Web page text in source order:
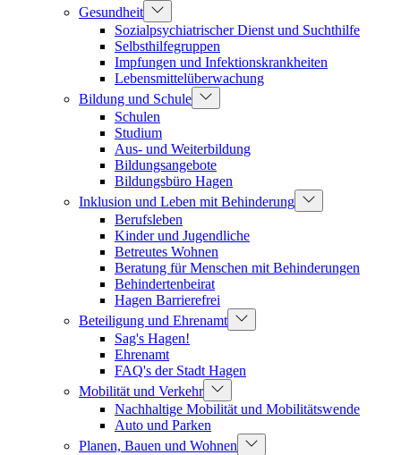
Gesundheit
Sozialpsychiatrischer Dienst und Suchthilfe
Selbsthilfegruppen
Impfungen und Infektionskrankheiten
Lebensmittelüberwachung
Bildung und Schule
Schulen
Studium
Aus- und Weiterbildung
Bildungsangebote
Bildungsbüro Hagen
Inklusion und Leben mit Behinderung
Berufsleben
Kinder und Jugendliche
Betreutes Wohnen
Beratung für Menschen mit Behinderungen
Behindertenbeirat
Hagen Barrierefrei
Beteiligung und Ehrenamt
Sag's Hagen!
Ehrenamt
FAQ's der Stadt Hagen
Mobilität und Verkehr
Nachhaltige Mobilität und Mobilitätswende
Auto und Parken
Planen, Bauen und Wohnen